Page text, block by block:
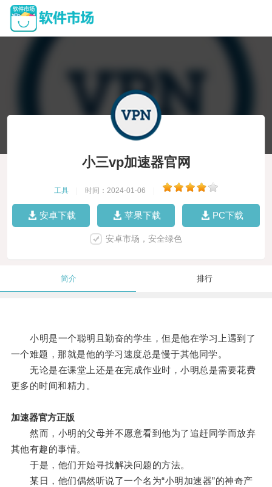
小三vp加速器官网
工具 时间：2024-01-06
安卓下载 苹果下载 PC下载
安卓市场，安全绿色
简介 排行
小明是一个聪明且勤奋的学生，但是他在学习上遇到了
一个难题，那就是他的学习速度总是慢于其他同学。
无论是在课堂上还是在完成作业时，小明总是需要花费
更多的时间和精力。
加速器官方正版
然而，小明的父母并不愿意看到他为了追赶同学而放弃
其他有趣的事情。
于是，他们开始寻找解决问题的方法。
某日，他们偶然听说了一个名为“小明加速器”的神奇产